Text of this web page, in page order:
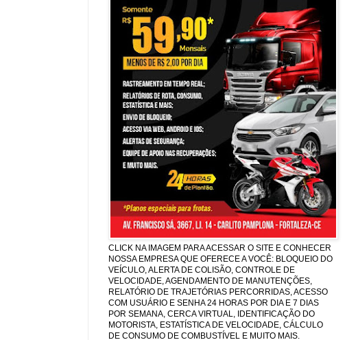
CLICK NA IMAGEM PARA ACESSAR O SITE E CONHECER
NOSSA EMPRESA QUE OFERECE A VOCÊ: BLOQUEIO DO
VEÍCULO, ALERTA DE COLISÃO, CONTROLE DE
VELOCIDADE, AGENDAMENTO DE MANUTENÇÕES,
RELATÓRIO DE TRAJETÓRIAS PERCORRIDAS, ACESSO
COM USUÁRIO E SENHA 24 HORAS POR DIA E 7 DIAS
POR SEMANA, CERCA VIRTUAL, IDENTIFICAÇÃO DO
MOTORISTA, ESTATÍSTICA DE VELOCIDADE, CÁLCULO
DE CONSUMO DE COMBUSTÍVEL E MUITO MAIS.